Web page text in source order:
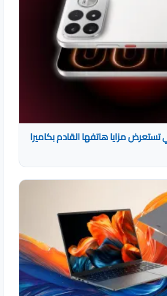
مزايا هاتفها القادم بكاميرا